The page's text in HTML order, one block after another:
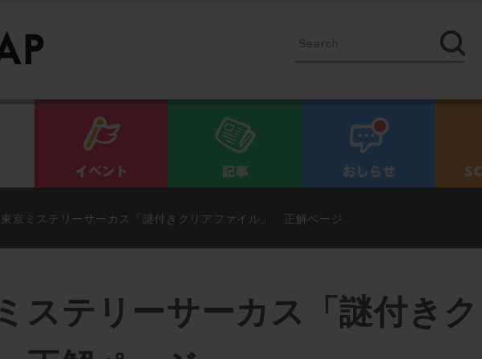
東京ミステリーサーカス「謎付きクリアファイル」 正解ページ
ステリーサーカス「謎付き